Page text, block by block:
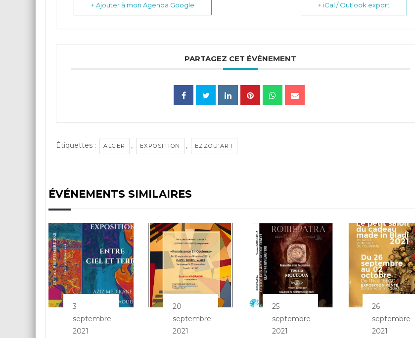
+ Ajouter à mon Agenda Google + iCal / Outlook export
PARTAGEZ CET ÉVÉNEMENT
Étiquettes : ALGER , EXPOSITION , EZZOU’ART
ÉVÉNEMENTS SIMILAIRES
3
septembre
2021
20
septembre
2021
25
septembre
2021
26
septembre
2021